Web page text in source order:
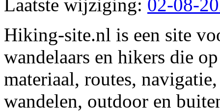
Laatste wijziging: 02-08-
Hiking-site.nl is een site
wandelaars en hikers die
materiaal, routes,
wandelen, outdoor en